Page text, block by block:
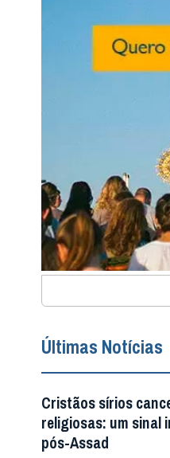
Últimas Notícias
Cristãos sírios
religiosas: um sinal
pós-Assad